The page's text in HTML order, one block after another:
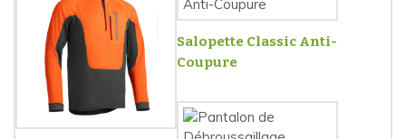
Salopette Classic Anti-
Coupure